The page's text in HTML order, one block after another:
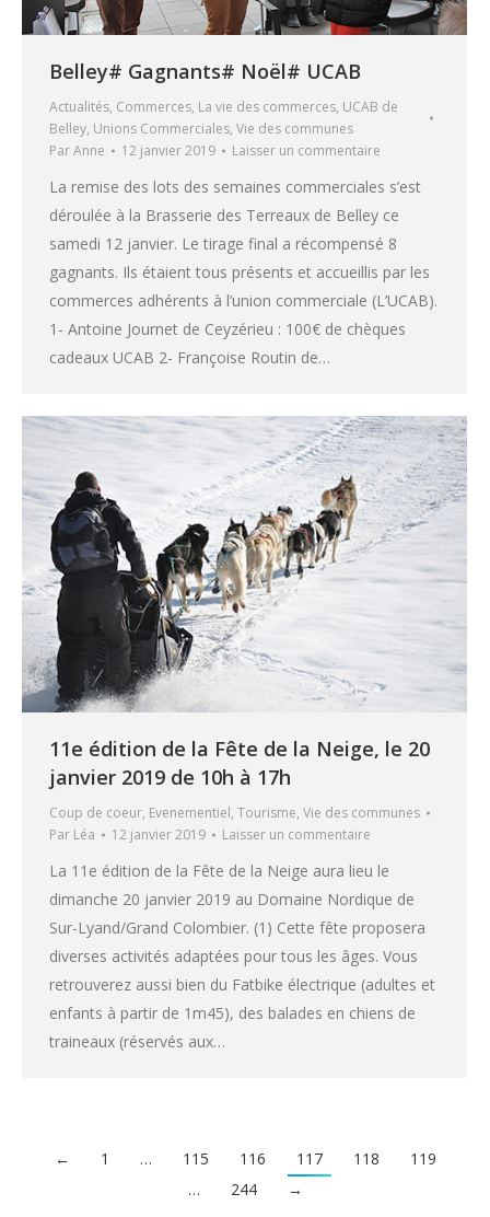
Belley# Gagnants# Noël# UCAB
Actualités, Commerces, La vie des commerces, UCAB de
Belley, Unions Commerciales, Vie des communes
ParAnne 12 janvier 2019 Laisser un commentaire
La remise des lots des semaines commerciales s’est
déroulée à la Brasserie des Terreaux de Belley ce
samedi 12 janvier. Le tirage final a récompensé 8
gagnants. Ils étaient tous présents et accueillis par les
commerces adhérents à l’union commerciale (L’UCAB).
1- Antoine Journet de Ceyzérieu : 100€ de chèques
cadeaux UCAB 2- Françoise Routin de…
11e édition de la Fête de la Neige, le 20
janvier 2019 de 10h à 17h
Coup de coeur, Evenementiel, Tourisme, Vie des communes
Par Léa 12 janvier 2019 Laisser un commentaire
La 11e édition de la Fête de la Neige aura lieu le
dimanche 20 janvier 2019 au Domaine Nordique de
Sur-Lyand/Grand Colombier. (1) Cette fête proposera
diverses activités adaptées pour tous les âges. Vous
retrouverez aussi bien du Fatbike électrique (adultes et
enfants à partir de 1m45), des balades en chiens de
traineaux (réservés aux…
← 1 … 115 116 117 118
119
…
244 →